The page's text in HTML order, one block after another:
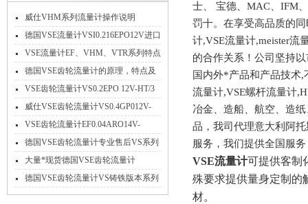
威仕VHM系列流量计操作说明
德国VSE流量计VSI0.216EPO12V进口
*特点介绍
VSE流量计EF、VHM、VTR系列特点
参数及应用
德国VSE齿轮流量计的原理，特点及
应用
VSE齿轮流量计VS0.2EPO 12V-HT/3
高温不锈钢
威仕VSE齿轮流量计VS0.4GP012V-
32N11/X工作原理
VSE齿轮流量计EF0.04ARO14V-
PNP/2免费选型
德国VSE齿轮流量计专业售后VS系列
大量现货
大量*现货德国VSE齿轮流量计
VS4GPO12V-32N11
德国VSE齿轮流量计VS铸铁版本系列
产品参数介绍
士、 宝德、MAC、IFM
罚十。在享受高品质的
计,VSE流量计,meister流
的合作关系！公司坚持
国内外*产品和产品技术,
流量计,VSE螺杆流量计
冶金、造船、航空、造
品，我司代理意大利阿
服务，我们提供全国服务
VSE流量计可提供客制
殊要求提供量身定制的
材。